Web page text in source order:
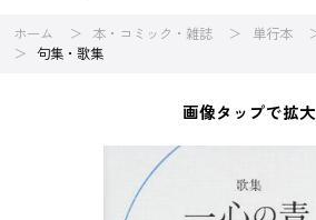
ホーム 本・コミック・雑誌 単行本
句集・歌集
画像タップで拡大